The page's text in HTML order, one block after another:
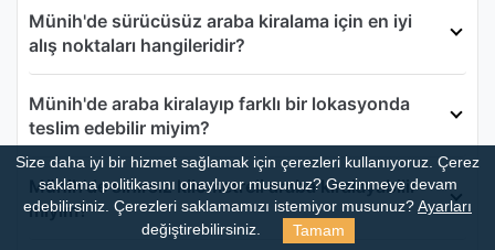
Münih'de sürücüsüz araba kiralama için en iyi
alış noktaları hangileridir?
Münih'de araba kiralayıp farklı bir lokasyonda
teslim edebilir miyim?
Münih'de sınırsız kilometreli araba kiralayabilir
miyim?
Size daha iyi bir hizmet sağlamak için çerezleri kullanıyoruz. Çerez
saklama politikasını onaylıyor musunuz? Gezinmeye devam
edebilirsiniz. Çerezleri saklamamızı istemiyor musunuz? Ayarları
değiştirebilirsiniz.
Tamam